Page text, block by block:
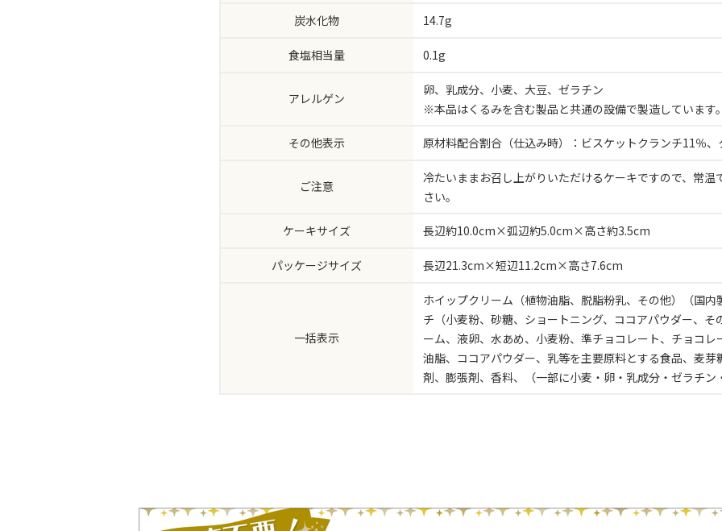
炭水化物 14.7g
食塩相当量 0.1g
アレルゲン
卵、乳成分、小麦、大豆、ゼラチン
※本品はくるみを含む製品と共通の設備で製造しています。
その他表示 原材料配合割合（仕込み時）：ビスケットクランチ11％、
ご注意
冷たいままお召し上がりいただけるケーキですので、常温
さい。
ケーキサイズ 長辺約10.0cm×弧辺約5.0cm×高さ約3.5cm
パッケージサイズ 長辺21.3cm×短辺11.2cm×高さ7.6cm
一括表示
ホイップクリーム（植物油脂、脱脂粉乳、その他）（国内
チ（小麦粉、砂糖、ショートニング、ココアパウダー、そ
ーム、液卵、水あめ、小麦粉、準チョコレート、チョコレ
油脂、ココアパウダー、乳等を主要原料とする食品、麦芽
剤、膨張剤、香料、（一部に小麦・卵・乳成分・ゼラチン